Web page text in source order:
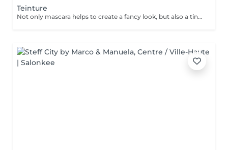
Teinture
Not only mascara helps to create a fancy look, but also a tinting of your lashes! How is the lashes tinting done? - lashes are washed - eye cream is applied - the tape and patches are applied - tinting - the tape and patches are removed Age restrictions: recommended to do from 14 years. Post procedure recommendations: do not wet eyelashes 24 hours after the procedure. Frequency: once in 2-3 weeks.